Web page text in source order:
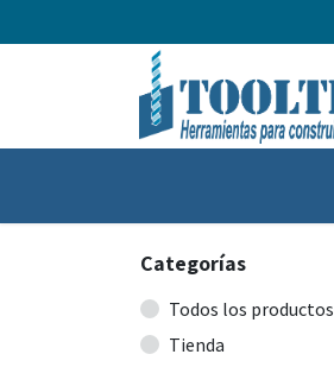
Categorías
Todos los productos
Tienda